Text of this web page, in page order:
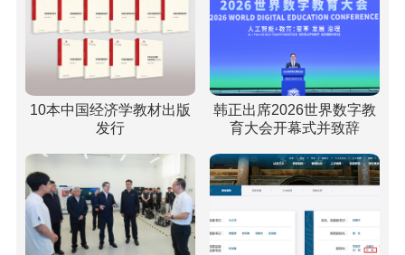
10本中国经济学教材出版
发行
韩正出席2026世界数字教
育大会开幕式并致辞